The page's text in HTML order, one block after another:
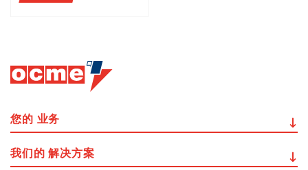
您的 业务
我们的 解决方案